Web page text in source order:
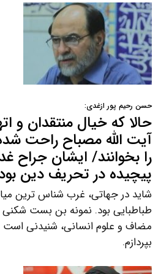
حسن رحیم پور ازغدی:
حالا که خیال منتقدان و
آیت الله مصباح راحت
را بخوانند/ ایشان جراح
پیچیده در تحریف دین
شاید در جهاتی، غرب شناس ترین
طباطبایی بود. نمونه بن بست
مضاف و علوم انسانی، شنیدنی است
بپردازم.